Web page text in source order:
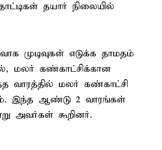
தயார் நிலையில்
முடிவுகள் எடுக்க தாமதம்
மலர் கண்காட்சிக்கான
வாரத்தில் மலர் கண்காட்சி
இந்த ஆண்டு 2 வாரங்கள்
அவர்கள் கூறினர்.